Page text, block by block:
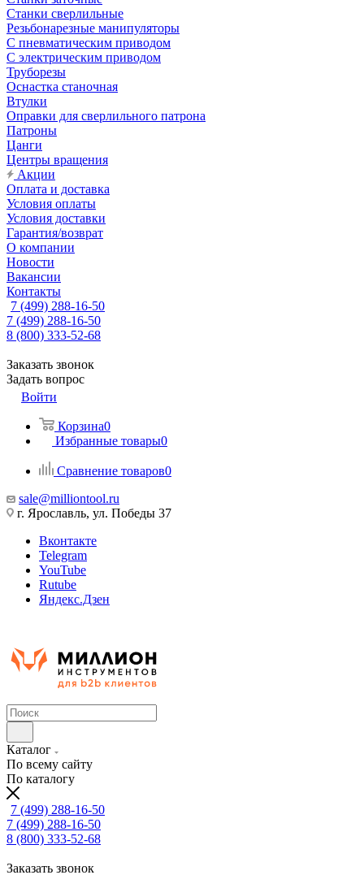
Станки сверлильные
Резьбонарезные манипуляторы
С пневматическим приводом
С электрическим приводом
Труборезы
Оснастка станочная
Втулки
Оправки для сверлильного патрона
Патроны
Цанги
Центры вращения
Акции
Оплата и доставка
Условия оплаты
Условия доставки
Гарантия/возврат
О компании
Новости
Вакансии
Контакты
7 (499) 288-16-50
7 (499) 288-16-50
8 (800) 333-52-68
Заказать звонок
Задать вопрос
Войти
Корзина0
Избранные товары0
Сравнение товаров0
sale@milliontool.ru
г. Ярославль, ул. Победы 37
Вконтакте
Telegram
YouTube
Rutube
Яндекс.Дзен
Каталог
По всему сайту
По каталогу
7 (499) 288-16-50
7 (499) 288-16-50
8 (800) 333-52-68
Заказать звонок